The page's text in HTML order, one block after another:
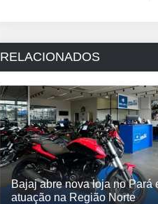
RELACIONADOS
Bajaj abre nova loja no Pará
atuação na Região Norte